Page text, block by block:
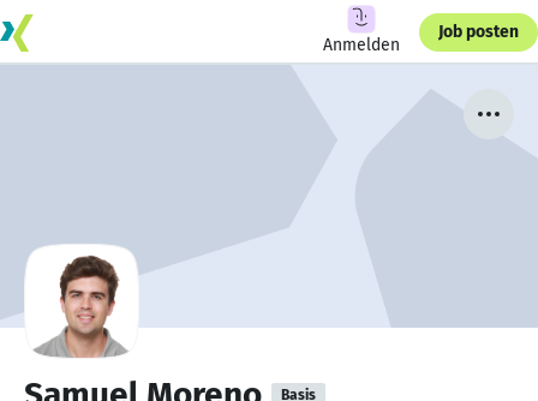
Anmelden
Job posten
Basis